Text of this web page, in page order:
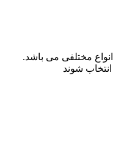
مختلفی می باشد.
شوند